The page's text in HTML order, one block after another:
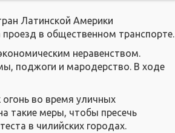
Латинской Америки
в общественном транспорте.
неравенством.
поджоги и мародерство. В ходе
во время уличных
такие меры, чтобы пресечь
в чилийских городах.